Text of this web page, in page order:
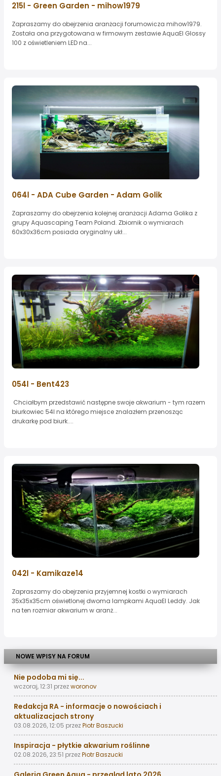
215l - Green Garden - mihow1979
Zapraszamy do obejrzenia aranżacji forumowicza mihow1979.
Została ona przygotowana w firmowym zestawie AquaEl Glossy
100 z oświetleniem LED na...
064l - ADA Cube Garden - Adam Golik
Zapraszamy do obejrzenia kolejnej aranżacji Adama Golika z
grupy Aquascaping Team Poland. Zbiornik o wymiarach
60x30x36cm posiada oryginalny ukł...
054l - Bent423
Chciałbym przedstawić następne swoje akwarium - tym razem
biurkowiec 54l na którego miejsce znalazłem przenosząc
drukarkę pod biurk....
042l - Kamikaze14
Zapraszamy do obejrzenia przyjemnej kostki o wymiarach
35x35x35cm oświetlonej dwoma lampkami AquaEl Leddy. Jak
na ten rozmiar akwarium w aranż...
NOWE WPISY NA FORUM
Nie podoba mi się...
wczoraj, 12:31 przezworonov
Redakcja RA - informacje o nowościach i
aktualizacjach strony
03.08.2026, 12:05 przezPiotr Baszucki
Inspiracja - płytkie akwarium roślinne
02.08.2026, 23:51 przezPiotr Baszucki